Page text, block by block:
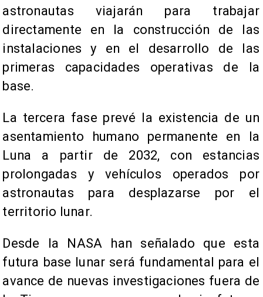
astronautas viajarán para trabajar
directamente en la construcción de las
instalaciones y en el desarrollo de las
primeras capacidades operativas de la
base.
La tercera fase prevé la existencia de un
asentamiento humano permanente en la
Luna a partir de 2032, con estancias
prolongadas y vehículos operados por
astronautas para desplazarse por el
territorio lunar.
Desde la NASA han señalado que esta
futura base lunar será fundamental para el
avance de nuevas investigaciones fuera de